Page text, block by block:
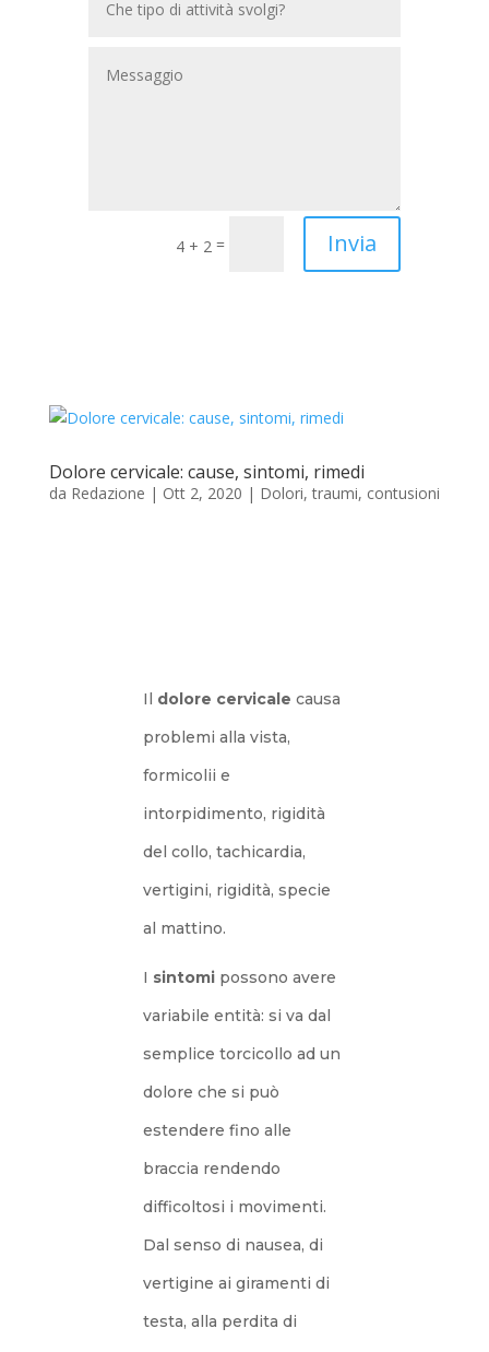
4 + 2 = Invia
Dolore cervicale: cause, sintomi, rimedi
da Redazione | Ott 2, 2020 | Dolori, traumi, contusioni
Il dolore cervicale causa
problemi alla vista,
formicolii e
intorpidimento, rigidità
del collo, tachicardia,
vertigini, rigidità, specie
al mattino.
I sintomipossono avere
variabile entità: si va dal
semplice torcicollo ad un
dolore che si può
estendere fino alle
braccia rendendo
difficoltosi i movimenti.
Dal senso di nausea, di
vertigine ai giramenti di
testa, alla perdita di